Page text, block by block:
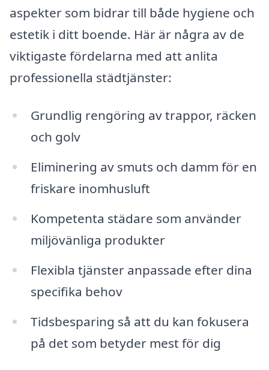
aspekter som bidrar till både hygiene och
estetik i ditt boende. Här är några av de
viktigaste fördelarna med att anlita
professionella städtjänster:
Grundlig rengöring av trappor, räcken
och golv
Eliminering av smuts och damm för en
friskare inomhusluft
Kompetenta städare som använder
miljövänliga produkter
Flexibla tjänster anpassade efter dina
specifika behov
Tidsbesparing så att du kan fokusera
på det som betyder mest för dig